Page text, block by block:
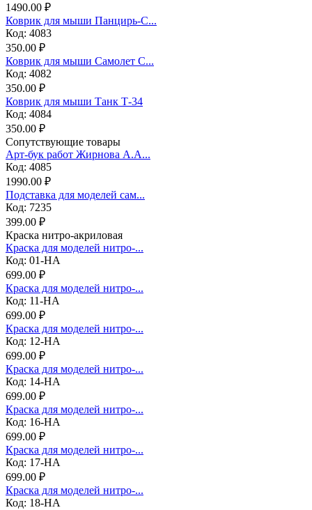
1490.00 ₽
Коврик для мыши Панцирь-С...
Код: 4083
350.00 ₽
Коврик для мыши Самолет С...
Код: 4082
350.00 ₽
Коврик для мыши Танк Т-34
Код: 4084
350.00 ₽
Сопутствующие товары
Арт-бук работ Жирнова А.А...
Код: 4085
1990.00 ₽
Подставка для моделей сам...
Код: 7235
399.00 ₽
Краска нитро-акриловая
Краска для моделей нитро-...
Код: 01-НА
699.00 ₽
Краска для моделей нитро-...
Код: 11-НА
699.00 ₽
Краска для моделей нитро-...
Код: 12-НА
699.00 ₽
Краска для моделей нитро-...
Код: 14-НА
699.00 ₽
Краска для моделей нитро-...
Код: 16-НА
699.00 ₽
Краска для моделей нитро-...
Код: 17-НА
699.00 ₽
Краска для моделей нитро-...
Код: 18-НА